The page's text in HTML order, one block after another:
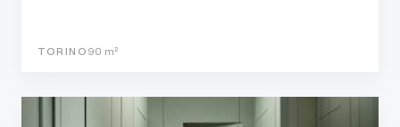
TORINO 90 m²